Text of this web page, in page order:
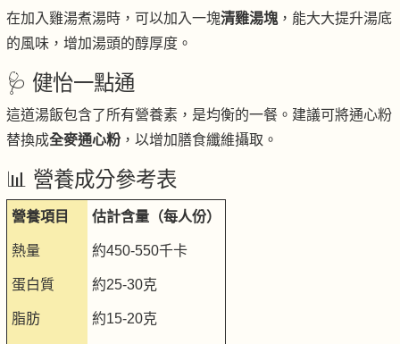
在加入雞湯煮湯時，可以加入一塊清雞湯塊，能大大提升湯底
的風味，增加湯頭的醇厚度。
🩺 健怡一點通
這道湯飯包含了所有營養素，是均衡的一餐。建議可將通心粉
替換成全麥通心粉，以增加膳食纖維攝取。
📊 營養成分參考表
營養項目 估計含量（每人份）
熱量 約450-550千卡
蛋白質 約25-30克
脂肪 約15-20克